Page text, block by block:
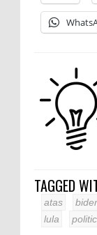
TAGGED
atas
lula